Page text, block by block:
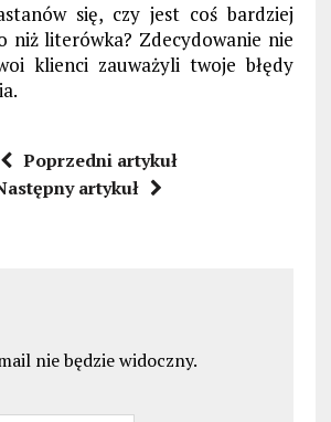
się, czy jest coś bardziej
niż literówka? Zdecydowanie nie
klienci zauważyli twoje błędy
Poprzedni artykuł
artykuł
nie będzie widoczny.